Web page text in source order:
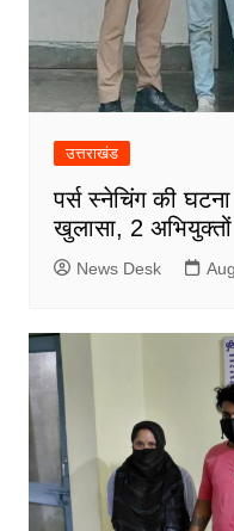
उत्तराखंड
पर्स स्नेचिंग की
खुलासा, 2 अभियुक्तों
News Desk